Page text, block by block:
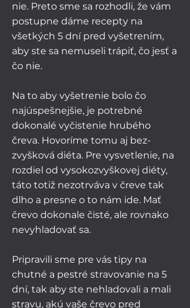
nie. Preto sme sa rozhodli, že vám
postupne dáme recepty na
všetkých 5 dní pred vyšetrením,
aby ste sa nemuseli trápiť, čo jesť a
čo nie.
Na to aby vyšetrenie bolo čo
najúspešnejšie, je potrebné
dokonalé vyčistenie hrubého
čreva. Hovoríme tomu aj bez-
zvyšková diéta. Pre vysvetlenie, na
rozdiel od vysokozvyškovej diéty,
táto totiž nezotrváva v čreve tak
dlho a presne o to nám ide. Mať
črevo dokonale čisté, ale rovnako
nevyhladovať sa.
Pripravili sme pre vás tipy na
chutné a pestré stravovanie na 5
dní, tak aby ste nehladovali a mali
stravu, akú vaše črevo pred